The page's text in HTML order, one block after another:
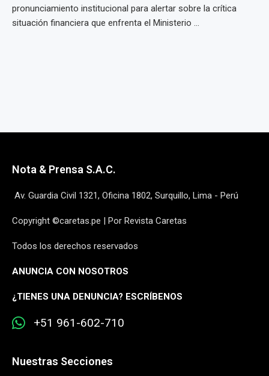
pronunciamiento institucional para alertar sobre la crítica
situación financiera que enfrenta el Ministerio ...
Nota & Prensa S.A.C.
Av. Guardia Civil 1321, Oficina 1802, Surquillo, Lima - Perú
Copyright ©caretas.pe | Por Revista Caretas
Todos los derechos reservados
ANUNCIA CON NOSOTROS
¿TIENES UNA DENUNCIA? ESCRÍBENOS
+51 961-602-710
Nuestras Secciones